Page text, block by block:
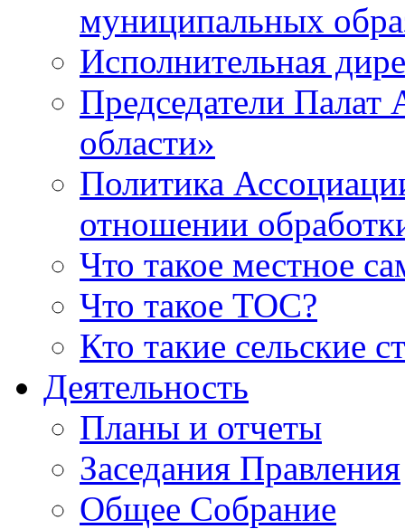
муниципальных
Исполнительная
Председатели
области»
Политика
отношении
Что такое местное
Что такое ТОС?
Кто такие сельские
Деятельность
Планы и отчеты
Заседания Правления
Общее Собрание